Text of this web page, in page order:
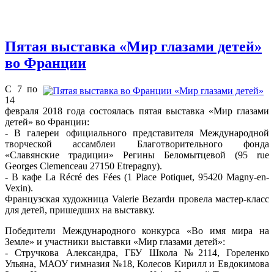
Пятая выставка «Мир глазами детей»
во Франции
С 7 по
14
февраля 2018 года состоялась пятая выставка «Мир глазами
детей» во Франции:
- В галереи официального представителя Международной
творческой ассамблеи Благотворительного фонда
«Славянские традиции» Регины Беломытцевой (95 rue
Georges Clemenceau 27150 Etrepagny).
- В кафе La Récré des Fées (1 Place Potiquet, 95420 Magny-en-
Vexin).
Французская художница Valerie Bezardи провела мастер-класс
для детей, пришедших на выставку.
Победители Международного конкурса «Во имя мира на
Земле» и участники выставки «Мир глазами детей»:
- Стручкова Александра, ГБУ Школа №2114, Гореленко
Ульяна, МАОУ гимназия №18, Колесов Кирилл и Евдокимова